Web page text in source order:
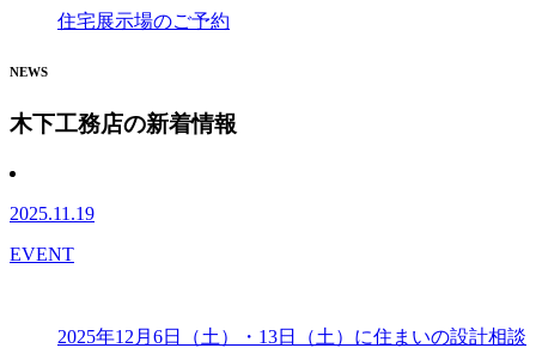
住宅展示場のご予約
NEWS
木下工務店の新着情報
2025.11.19
EVENT
2025年12月6日（土）・13日（土）に住まいの設計相談